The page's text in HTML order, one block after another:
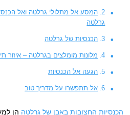
המסע אל מתלולי גרלטה ואל
גרלטה
הכנסיות של גרלטה
מלונות מומלצים בגרלטה – איזור
הגעה אל הכנסיות
אל תתפשרו על מדריך טוב
הכנסיות החצובות באבן של גרלטה הן